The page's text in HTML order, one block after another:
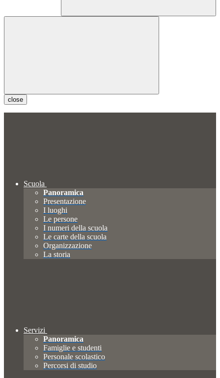
close
Scuola
Panoramica
Presentazione
I luoghi
Le persone
I numeri della scuola
Le carte della scuola
Organizzazione
La storia
Servizi
Panoramica
Famiglie e studenti
Personale scolastico
Percorsi di studio